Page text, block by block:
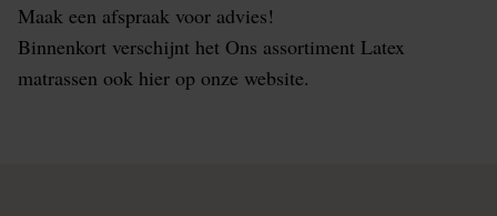
Maak een afspraak voor advies!
Binnenkort verschijnt het Ons assortiment Latex
matrassen ook hier op onze website.